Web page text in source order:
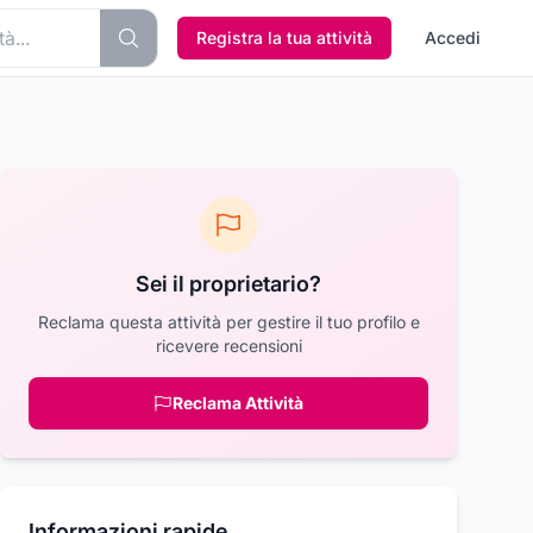
Registra la tua attività Accedi
Sei il proprietario?
Reclama questa attività per gestire il tuo profilo e
ricevere recensioni
Reclama Attività